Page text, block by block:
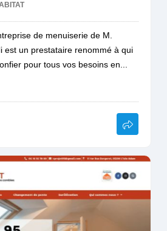
de menuiserie de M.
est un prestataire renommé à qui
pour tous vos besoins en...